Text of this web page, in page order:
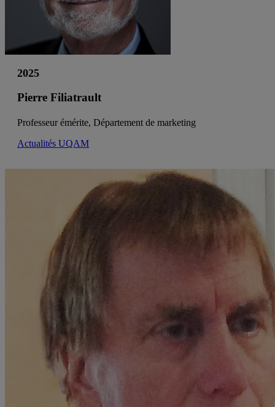
2025
Pierre Filiatrault
Professeur émérite, Département de marketing
Actualités UQAM